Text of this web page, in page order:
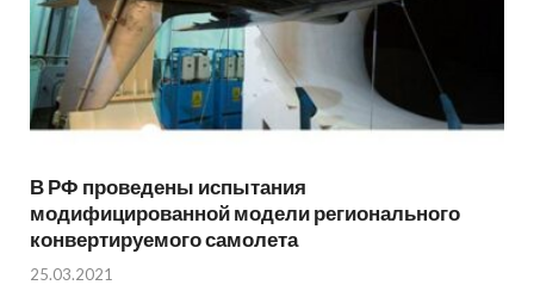
В РФ проведены испытания
модифицированной модели регионального
конвертируемого самолета
25.03.2021